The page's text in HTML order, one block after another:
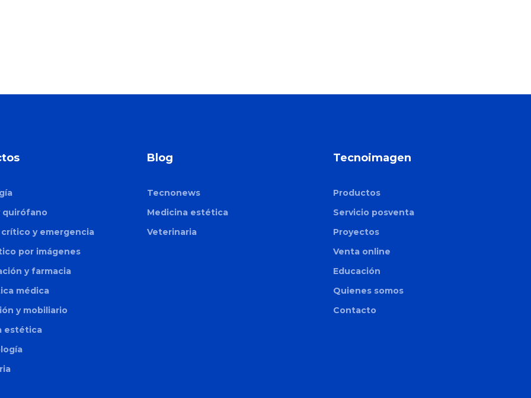
quirófano
crítico y emergencia
por imágenes
y farmacia
médica
y mobiliario
estética
Blog
Tecnonews
Medicina estética
Veterinaria
Tecnoimagen
Productos
Servicio posventa
Proyectos
Venta online
Educación
Quienes somos
Contacto